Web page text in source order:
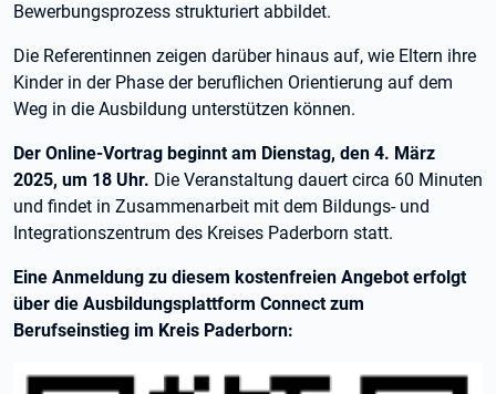
Bewerbungsprozess strukturiert abbildet.
Die Referentinnen zeigen darüber hinaus auf, wie Eltern ihre
Kinder in der Phase der beruflichen Orientierung auf dem
Weg in die Ausbildung unterstützen können.
Der Online-Vortrag beginnt am Dienstag, den 4. März
2025, um 18 Uhr. Die Veranstaltung dauert circa 60 Minuten
und findet in Zusammenarbeit mit dem Bildungs- und
Integrationszentrum des Kreises Paderborn statt.
Eine Anmeldung zu diesem kostenfreien Angebot erfolgt
über die Ausbildungsplattform Connect zum
Berufseinstieg im Kreis Paderborn: